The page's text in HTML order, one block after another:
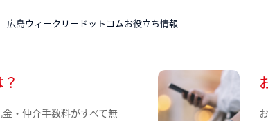
広島ウィークリードットコムお役立ち情報
・仲介手数料がすべて無